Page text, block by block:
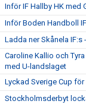
Inför IF Hallby HK med
Inför Boden Handboll
Ladda ner Skånela IF:s
Caroline Kallio och
med U-landslaget
Lyckad Sverige Cup
Stockholmsderbyt